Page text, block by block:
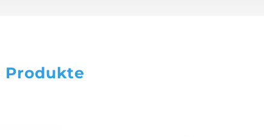
Produkte